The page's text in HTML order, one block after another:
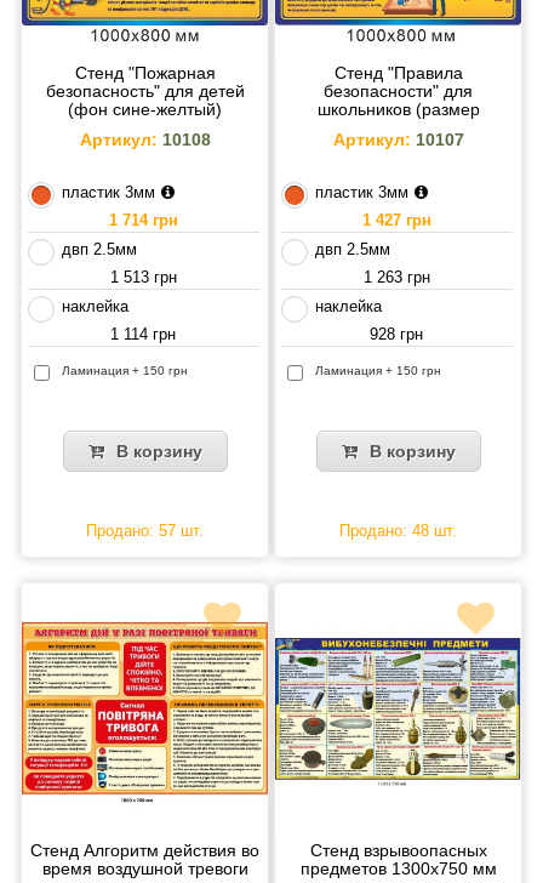
Стенд "Пожарная
безопасность" для детей
(фон сине-желтый)
Артикул: 10108
пластик 3мм
1 714 грн
двп 2.5мм
1 513 грн
наклейка
1 114 грн
Ламинация + 150 грн
В корзину
Продано: 57 шт.
Стенд "Правила
безопасности" для
школьников (размер
Артикул: 10107
пластик 3мм
1 427 грн
двп 2.5мм
1 263 грн
наклейка
928 грн
Ламинация + 150 грн
В корзину
Продано: 48 шт.
Стенд Алгоритм действия во
время воздушной тревоги
Стенд взрывоопасных
предметов 1300х750 мм